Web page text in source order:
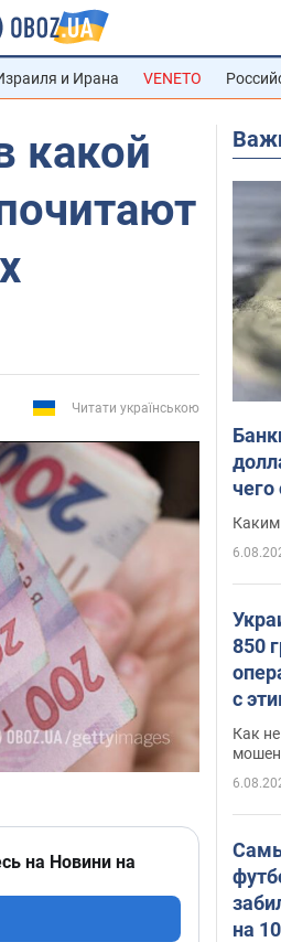
и Ирана VENETO
какой
Читати українською
на Новини на
Каким
850
с
Как
на